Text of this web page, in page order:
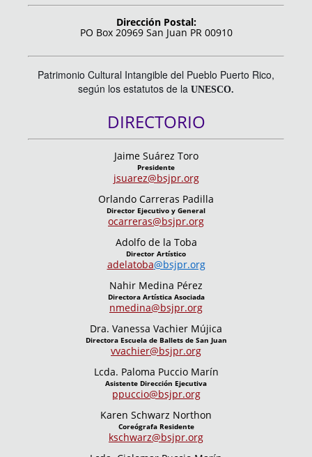
Dirección Postal:
PO Box 20969 San Juan PR 00910
Patrimonio Cultural Intangible del Pueblo Puerto Rico,
según los estatutos de la UNESCO.
DIRECTORIO
Jaime Suárez Toro
Presidente
jsuarez@bsjpr.org
Orlando Carreras Padilla
Director Ejecutivo y General
ocarreras@bsjpr.org
Adolfo de la Toba
Director Artístico
adelatoba@bsjpr.org
Nahir Medina Pérez
Directora Artística Asociada
nmedina@bsjpr.org
Dra. Vanessa Vachier Mújica
Directora Escuela de Ballets de San Juan
vvachier@bsjpr.org
Lcda. Paloma Puccio Marín
Asistente Dirección Ejecutiva
ppuccio@bsjpr.org
Karen Schwarz Northon
Coreógrafa Residente
kschwarz@bsjpr.org